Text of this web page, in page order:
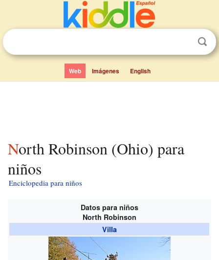
Web Imágenes English
North Robinson (Ohio) para
niños
Enciclopedia para niños
Datos para niños
North Robinson
Villa